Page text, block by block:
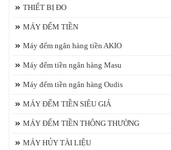
THIẾT BỊ ĐO
MÁY ĐẾM TIỀN
Máy đếm ngân hàng tiền AKIO
Máy đếm tiền ngân hàng Masu
Máy đếm tiền ngân hàng Oudis
MÁY ĐẾM TIỀN SIÊU GIẢ
MÁY ĐẾM TIỀN THÔNG THƯỜNG
MÁY HỦY TÀI LIỆU